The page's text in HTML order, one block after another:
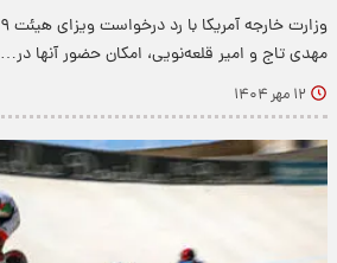
مهدی تاج و امیر قلعه‌نویی، امکان حضور آنها در…
۱۲ مهر ۱۴۰۴